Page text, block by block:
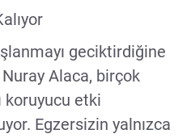
geciktirdiğine
Alaca, birçok
koruyucu etki
Egzersizin yalnızca